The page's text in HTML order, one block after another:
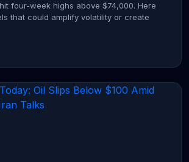
four-week highs above $74,000. Here
that could amplify volatility or create